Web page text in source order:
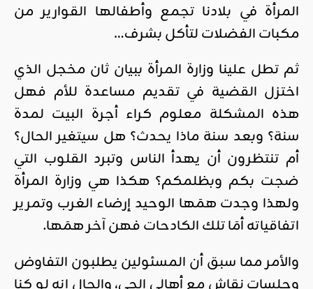
المرأة في بلادنا تجمع وأطفالها القوارير من
مكبات الفضلات لتأكل بشرف…
ثم تطل علينا وزارة المرأة ببيان ثان مخجل الذي
اختزل القضية في تقديم مساعدة للأم فهل
هذه المشكلة معلوم كراء أجرة البيت لمدة
سنة؟ وبعد سنة ماذا يحدث؟ هل سيتغير الحال؟
أم تنتظرون أن يهدأ الناس وتبرد القلوب التي
ضجت بكم وبظلمكم؟ هكذا هي وزارة المرأة
ولهذا وجدت همَها الوحيد إرضاء الغرب وتمرير
اتفاقياته أمَا تلك الكادحات فهن آخر همَها.
والأمر مما سبق أن المسئولين يطلبون التفاوض